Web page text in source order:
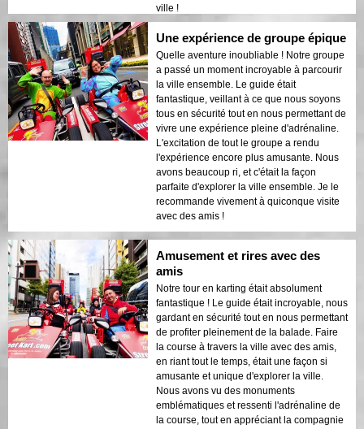
ville !
Une expérience de groupe épique
Quelle aventure inoubliable ! Notre groupe
a passé un moment incroyable à parcourir
la ville ensemble. Le guide était
fantastique, veillant à ce que nous soyons
tous en sécurité tout en nous permettant de
vivre une expérience pleine d'adrénaline.
L'excitation de tout le groupe a rendu
l'expérience encore plus amusante. Nous
avons beaucoup ri, et c'était la façon
parfaite d'explorer la ville ensemble. Je le
recommande vivement à quiconque visite
avec des amis !
Amusement et rires avec des
amis
Notre tour en karting était absolument
fantastique ! Le guide était incroyable, nous
gardant en sécurité tout en nous permettant
de profiter pleinement de la balade. Faire
la course à travers la ville avec des amis,
en riant tout le temps, était une façon si
amusante et unique d'explorer la ville.
Nous avons vu des monuments
emblématiques et ressenti l'adrénaline de
la course, tout en appréciant la compagnie